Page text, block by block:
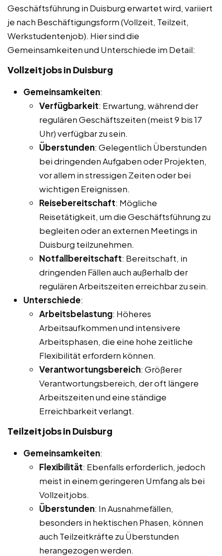
Geschäftsführung in Duisburg erwartet wird, variiert
je nach Beschäftigungsform (Vollzeit, Teilzeit,
Werkstudentenjob). Hier sind die
Gemeinsamkeiten und Unterschiede im Detail:
Vollzeitjobs in Duisburg
Gemeinsamkeiten:
Verfügbarkeit: Erwartung, während der
regulären Geschäftszeiten (meist 9 bis 17
Uhr) verfügbar zu sein.
Überstunden: Gelegentlich Überstunden
bei dringenden Aufgaben oder Projekten,
vor allem in stressigen Zeiten oder bei
wichtigen Ereignissen.
Reisebereitschaft: Mögliche
Reisetätigkeit, um die Geschäftsführung zu
begleiten oder an externen Meetings in
Duisburg teilzunehmen.
Notfallbereitschaft: Bereitschaft, in
dringenden Fällen auch außerhalb der
regulären Arbeitszeiten erreichbar zu sein.
Unterschiede:
Arbeitsbelastung: Höheres
Arbeitsaufkommen und intensivere
Arbeitsphasen, die eine hohe zeitliche
Flexibilität erfordern können.
Verantwortungsbereich: Größerer
Verantwortungsbereich, der oft längere
Arbeitszeiten und eine ständige
Erreichbarkeit verlangt.
Teilzeitjobs in Duisburg
Gemeinsamkeiten:
Flexibilität: Ebenfalls erforderlich, jedoch
meist in einem geringeren Umfang als bei
Vollzeitjobs.
Überstunden: In Ausnahmefällen,
besonders in hektischen Phasen, können
auch Teilzeitkräfte zu Überstunden
herangezogen werden.